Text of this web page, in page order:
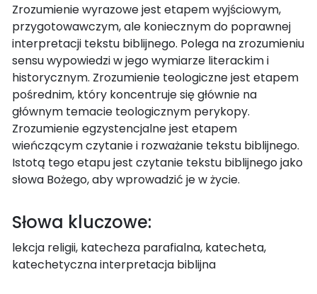
Zrozumienie wyrazowe jest etapem wyjściowym,
przygotowawczym, ale koniecznym do poprawnej
interpretacji tekstu biblijnego. Polega na zrozumieniu
sensu wypowiedzi w jego wymiarze literackim i
historycznym. Zrozumienie teologiczne jest etapem
pośrednim, który koncentruje się głównie na
głównym temacie teologicznym perykopy.
Zrozumienie egzystencjalne jest etapem
wieńczącym czytanie i rozważanie tekstu biblijnego.
Istotą tego etapu jest czytanie tekstu biblijnego jako
słowa Bożego, aby wprowadzić je w życie.
Słowa kluczowe:
lekcja religii, katecheza parafialna, katecheta,
katechetyczna interpretacja biblijna